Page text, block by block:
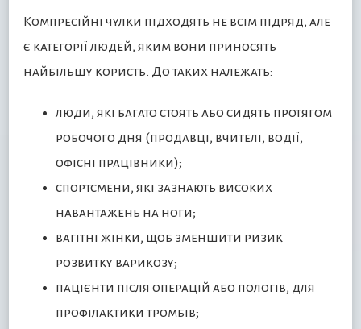
Компресійні чулки підходять не всім підряд, але
є категорії людей, яким вони приносять
найбільшу користь. До таких належать:
люди, які багато стоять або сидять протягом
робочого дня (продавці, вчителі, водії,
офісні працівники);
спортсмени, які зазнають високих
навантажень на ноги;
вагітні жінки, щоб зменшити ризик
розвитку варикозу;
пацієнти після операцій або пологів, для
профілактики тромбів;